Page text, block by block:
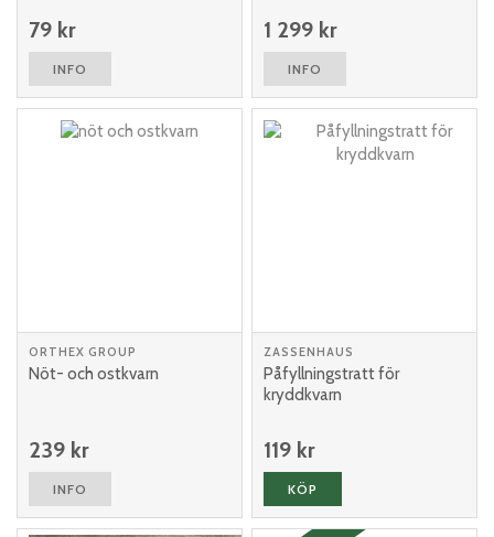
79 kr
INFO
1 299 kr
INFO
ORTHEX GROUP
Nöt- och ostkvarn
239 kr
INFO
ZASSENHAUS
Påfyllningstratt för
kryddkvarn
119 kr
KÖP